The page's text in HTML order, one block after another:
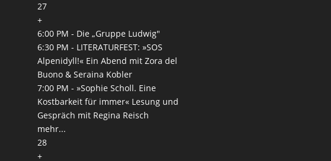
27
+
6:00 PM - Die „Gruppe Ludwig"
6:30 PM - LITERATURFEST: »SOS
Alpenidyll!« Ein Abend mit Zora del
Buono & Seraina Kobler
7:00 PM -»Sophie Scholl. Eine
Kostbarkeit für immer« Lesung und
Gespräch mit Regina Reisch
mehr...
28
+